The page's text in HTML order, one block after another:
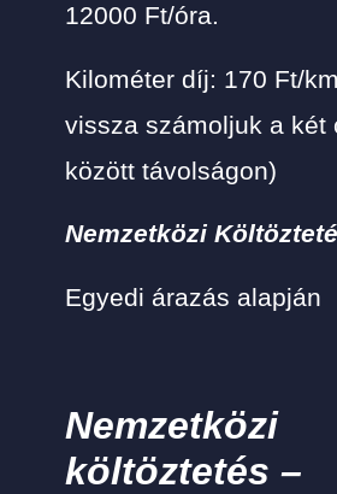
12000 Ft/óra.
Kilométer díj: 170 Ft/
vissza számoljuk a két
között távolságon)
Nemzetközi
Egyedi árazás alapján
Nemzetközi
költöztetés –